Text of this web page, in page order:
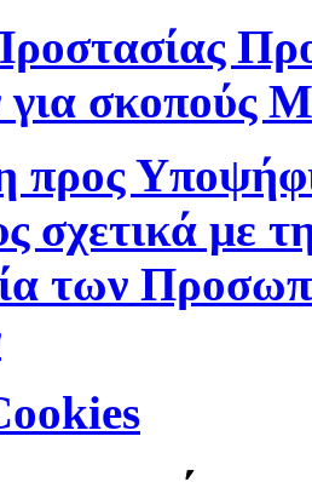
για σκοπούς
προς
σχετικά με
των